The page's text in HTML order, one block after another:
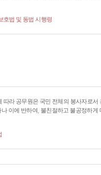
호법 및 동법 시행령
따라 공무원은 국민 전체의 봉사자로서
이에 반하여, 불친절하고 불공정하게